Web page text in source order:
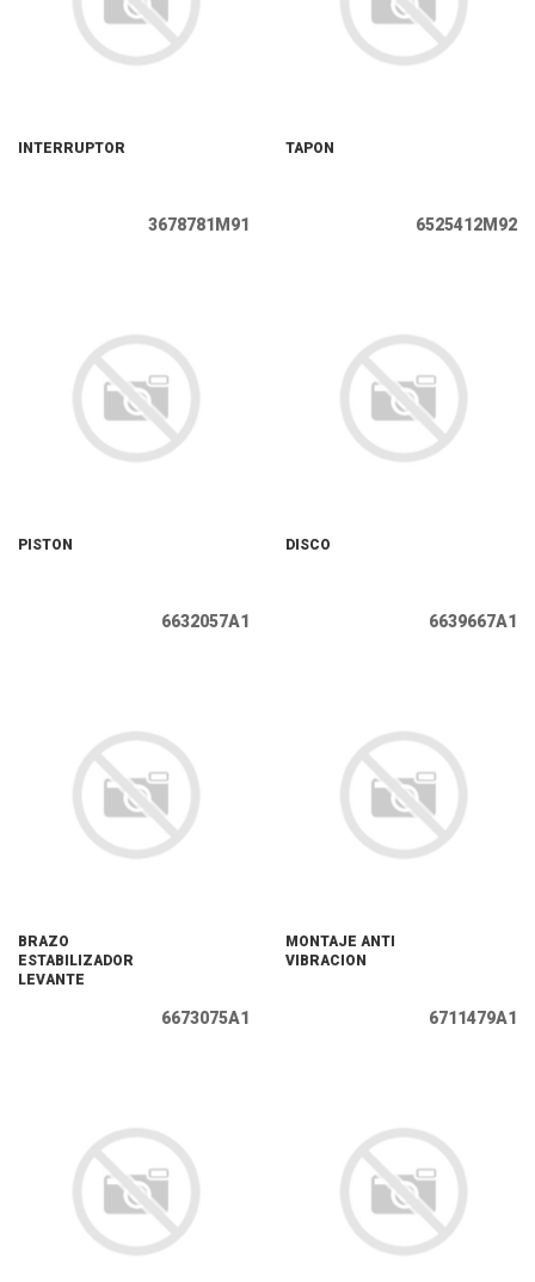
INTERRUPTOR
3678781M91
TAPON
6525412M92
PISTON
6632057A1
DISCO
6639667A1
BRAZO
ESTABILIZADOR
LEVANTE
6673075A1
MONTAJE ANTI
VIBRACION
6711479A1